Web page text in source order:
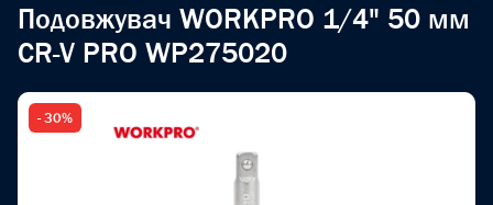
Подовжувач WORKPRO 1/4" 50 мм
CR-V PRO WP275020
- 30%